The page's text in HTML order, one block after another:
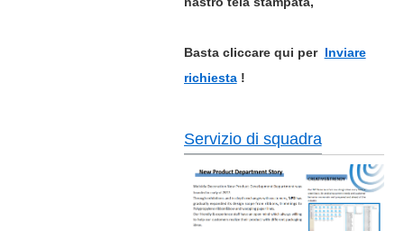
Basta cliccare qui per Inviare
richiesta!
Servizio di squadra